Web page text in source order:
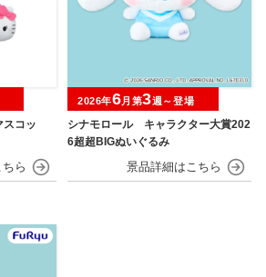
コッ
シナモロール キャラクター大賞202
6超超BIGぬいぐるみ
2026年6月第3週～登場